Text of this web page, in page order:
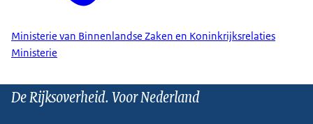
Ministerie van Binnenlandse Zaken en Koninkrijksrelaties
Ministerie
De Rijksoverheid. Voor Nederland